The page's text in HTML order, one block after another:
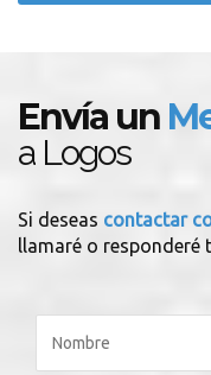
Envía un
a Logos
Si deseas contactar
llamaré o responderé